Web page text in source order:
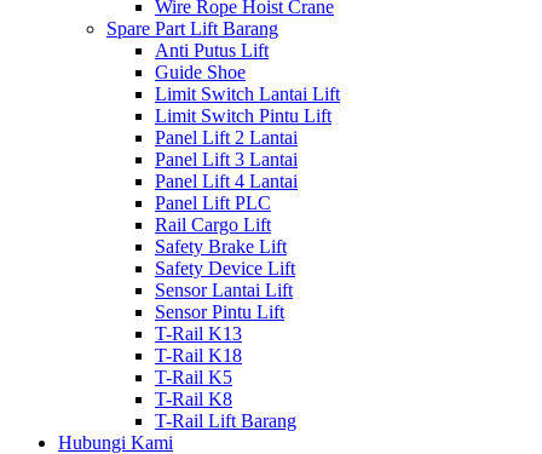
Wire Rope Hoist Crane
Spare Part Lift Barang
Anti Putus Lift
Guide Shoe
Limit Switch Lantai Lift
Limit Switch Pintu Lift
Panel Lift 2 Lantai
Panel Lift 3 Lantai
Panel Lift 4 Lantai
Panel Lift PLC
Rail Cargo Lift
Safety Brake Lift
Safety Device Lift
Sensor Lantai Lift
Sensor Pintu Lift
T-Rail K13
T-Rail K18
T-Rail K5
T-Rail K8
T-Rail Lift Barang
Hubungi Kami